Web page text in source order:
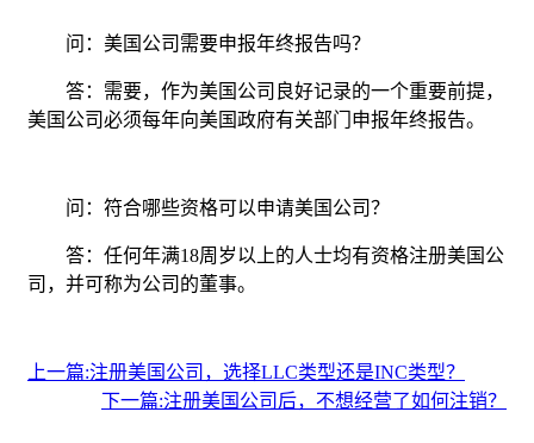
问：美国公司需要申报年终报告吗？
答：需要，作为美国公司良好记录的一个重要前提，
美国公司必须每年向美国政府有关部门申报年终报告。
问：符合哪些资格可以申请美国公司？
答：任何年满18周岁以上的人士均有资格注册美国公
司，并可称为公司的董事。
上一篇:注册美国公司，选择LLC类型还是INC类型？
下一篇:注册美国公司后，不想经营了如何注销？